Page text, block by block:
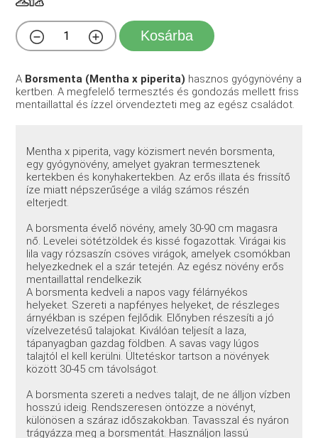
Kosárba
A Borsmenta (Mentha x piperita) hasznos gyógynövény a
kertben. A megfelelő termesztés és gondozás mellett friss
mentaillattal és ízzel örvendezteti meg az egész családot.
Mentha x piperita, vagy közismert nevén borsmenta,
egy gyógynövény, amelyet gyakran termesztenek
kertekben és konyhakertekben. Az erős illata és frissítő
íze miatt népszerűsége a világ számos részén
elterjedt.
A borsmenta évelő növény, amely 30-90 cm magasra
nő. Levelei sötétzöldek és kissé fogazottak. Virágai kis
lila vagy rózsaszín csöves virágok, amelyek csomókban
helyezkednek el a szár tetején. Az egész növény erős
mentaillattal rendelkezik
A borsmenta kedveli a napos vagy félárnyékos
helyeket. Szereti a napfényes helyeket, de részleges
árnyékban is szépen fejlődik. Előnyben részesíti a jó
vízelvezetésű talajokat. Kiválóan teljesít a laza,
tápanyagban gazdag földben. A savas vagy lúgos
talajtól el kell kerülni. Ültetéskor tartson a növények
között 30-45 cm távolságot.
A borsmenta szereti a nedves talajt, de ne álljon vízben
hosszú ideig. Rendszeresen öntözze a növényt,
különösen a száraz időszakokban. Tavasszal és nyáron
trágyázza meg a borsmentát. Használjon lassú